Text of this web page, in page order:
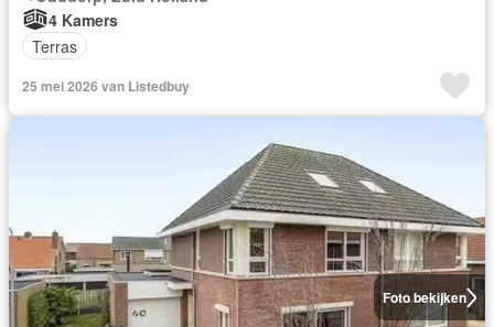
4 Kamers
Terras
25 mei 2026 van Listedbuy
Foto bekijken